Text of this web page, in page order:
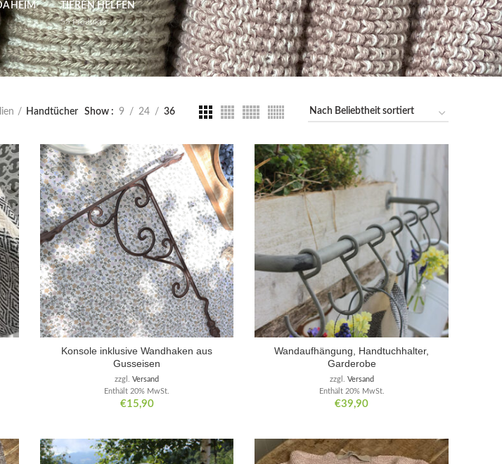
TIEREN HELFEN
55 Produkte
Handtücher Show 9 24 36
Konsole inklusive Wandhaken aus
Gusseisen
€15,90
Enthält 20% MwSt.
zzgl.Versand
Wandaufhängung, Handtuchhalter,
Garderobe
€39,90
Enthält 20% MwSt.
zzgl. Versand